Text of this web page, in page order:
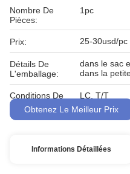
Nombre De
Pièces:
1pc
Prix: 25-30usd/pc
Détails De
L'emballage:
dans le sac
dans la
Conditions De
Paiement:
LC, T/T
Obtenez Le Meilleur Prix
Informations Détaillées